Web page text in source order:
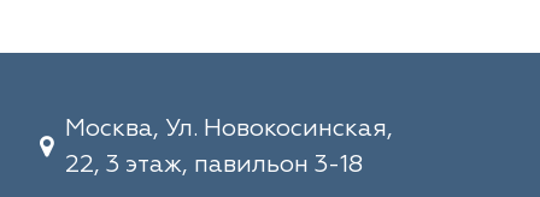
Москва, Ул. Новокосинская,
22, 3 этаж, павильон 3-18